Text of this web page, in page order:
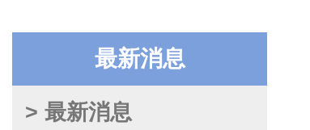
最新消息
> 最新消息